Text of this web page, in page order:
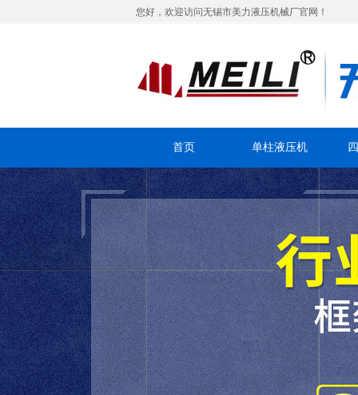
您好，欢迎访问无锡市美力液压机械厂官网！
首页 单柱液压机